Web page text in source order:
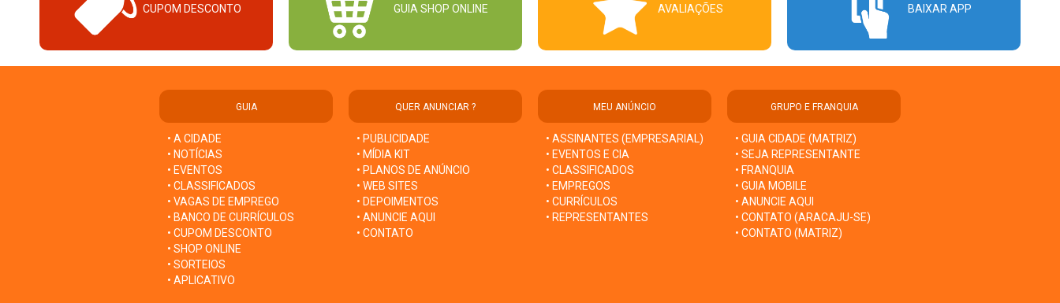
CUPOM DESCONTO GUIA SHOP ONLINE AVALIAÇÕES BAIXAR APP
GUIA
• A CIDADE
• NOTÍCIAS
• EVENTOS
• CLASSIFICADOS
• VAGAS DE EMPREGO
• BANCO DE CURRÍCULOS
• CUPOM DESCONTO
• SHOP ONLINE
• SORTEIOS
• APLICATIVO
QUER ANUNCIAR ?
• PUBLICIDADE
• MÍDIA KIT
• PLANOS DE ANÚNCIO
• WEB SITES
• DEPOIMENTOS
• ANUNCIE AQUI
• CONTATO
MEU ANÚNCIO
• ASSINANTES (EMPRESARIAL)
• EVENTOS E CIA
• CLASSIFICADOS
• EMPREGOS
• CURRÍCULOS
• REPRESENTANTES
GRUPO E FRANQUIA
• GUIA CIDADE (MATRIZ)
• SEJA REPRESENTANTE
• FRANQUIA
• GUIA MOBILE
• ANUNCIE AQUI
• CONTATO (ARACAJU-SE)
• CONTATO (MATRIZ)